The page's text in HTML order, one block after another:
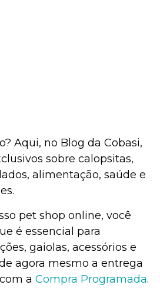
Aqui, no Blog da Cobasi,
sobre calopsitas,
alimentação, saúde e
pet shop online, você
é essencial para
gaiolas, acessórios e
agora mesmo a entrega
a Compra Programada.